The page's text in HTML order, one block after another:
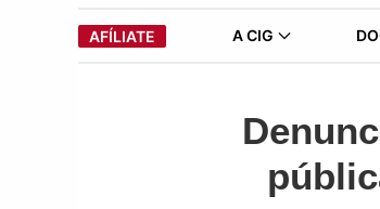
AFÍLIATE A CIG